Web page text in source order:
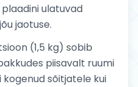
ulatuvad
jaotuse.
(1,5 kg) sobib
piisavalt ruumi
sõitjatele kui